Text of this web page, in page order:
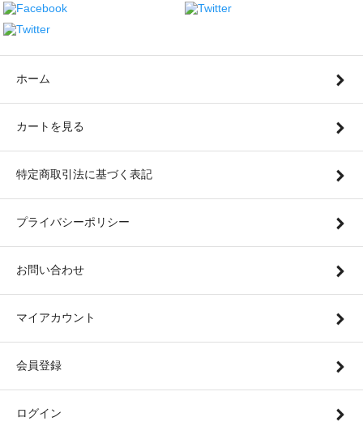
ホーム
カートを見る
特定商取引法に基づく表記
プライバシーポリシー
お問い合わせ
マイアカウント
会員登録
ログイン